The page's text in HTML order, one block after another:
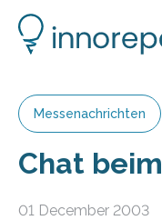
Messenachrichten
Chat
01 December 2003